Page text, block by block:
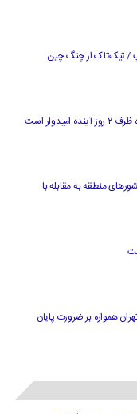
ترامپ / تیک‌تاک از چنگ چین
است
منطقه به مقابله با
همواره بر ضرورت پایان